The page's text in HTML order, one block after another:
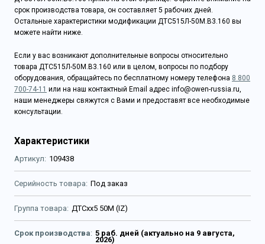
срок производства товара, он составляет 5 рабочих дней.
Остальные характеристики модификации ДТС515Л-50М.В3.160 вы
можете найти ниже.
Если у вас возникают дополнительные вопросы относительно
товара ДТС515Л-50М.В3.160 или в целом, вопросы по подбору
оборудования, обращайтесь по бесплатному номеру телефона 8 800
700-74-11 или на наш контактный Email адрес info@owen-russia.ru,
наши менеджеры свяжутся с Вами и предоставят все необходимые
консультации.
Характеристики
Артикул 109438
Серийность товара Под заказ
Группа товара ДТСхх5 50М (IZ)
Срок производства 5 раб. дней (актуально на 9 августа,
2026)